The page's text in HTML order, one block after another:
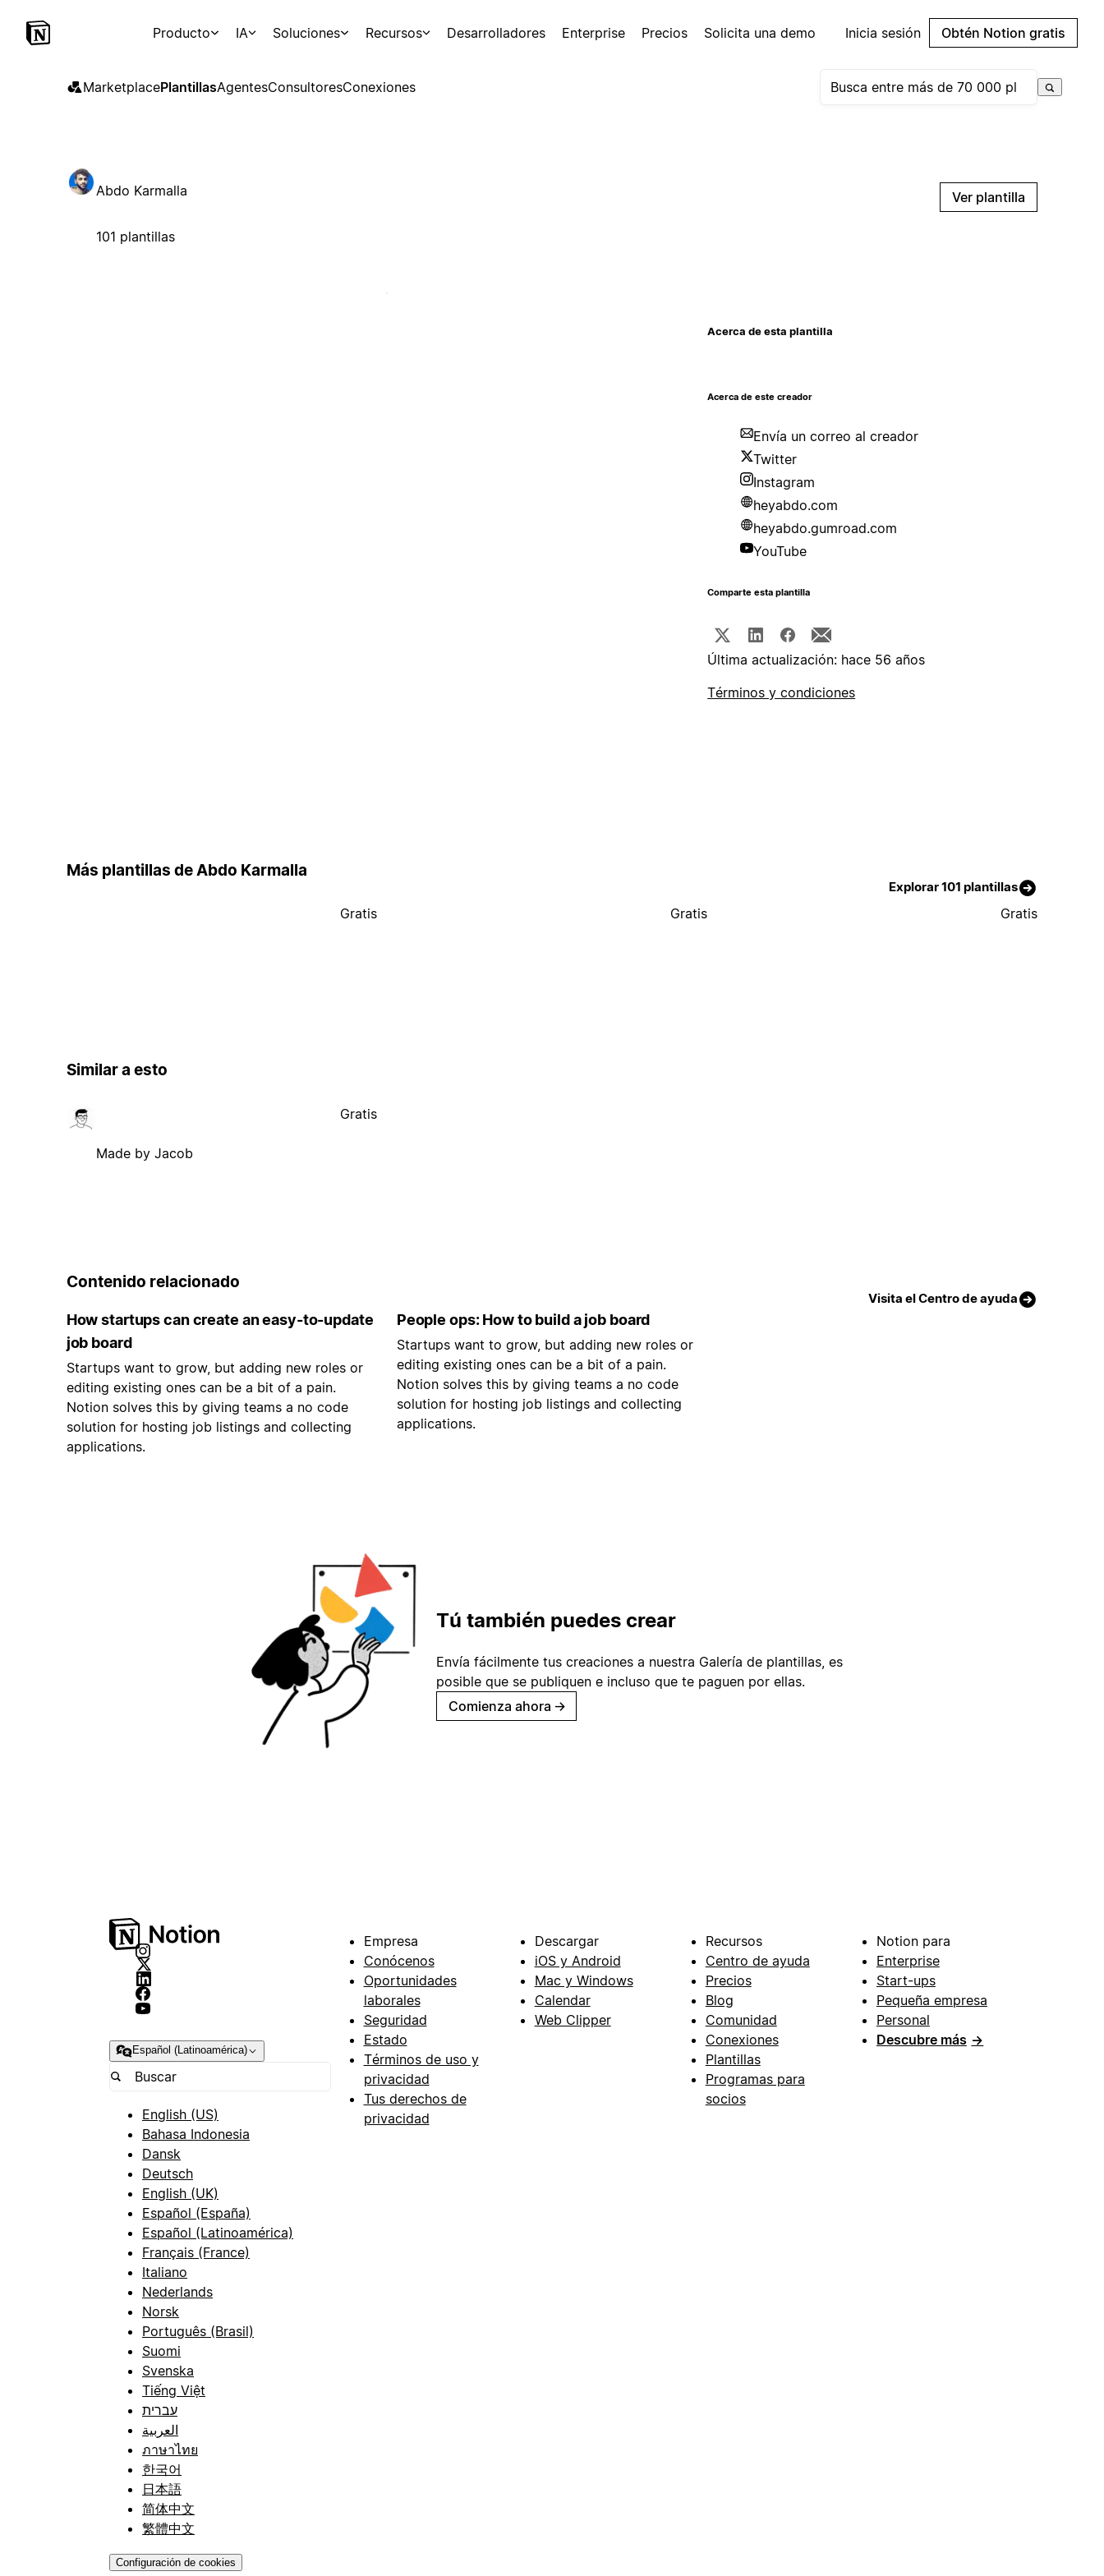
Producto IA Soluciones Recursos Desarrolladores Enterprise Precios Solicita una demo Inicia sesión Obtén Notion gratis
MarketplacePlantillasAgentesConsultoresConexiones
Abdo Karmalla
101 plantillas
Ver plantilla
Acerca de esta plantilla
Acerca de este creador
Envía un correo al creador
Twitter
Instagram
heyabdo.com
heyabdo.gumroad.com
YouTube
Comparte esta plantilla
Última actualización: hace 56 años
Términos y condiciones
Más plantillas de Abdo Karmalla
Explorar 101 plantillas
Gratis Gratis Gratis
Similar a esto
Made by Jacob
Gratis
Contenido relacionado
Visita el Centro de ayuda
How startups can create an easy-to-update
job board
Startups want to grow, but adding new roles or
editing existing ones can be a bit of a pain.
Notion solves this by giving teams a no code
solution for hosting job listings and collecting
applications.
People ops: How to build a job board
Startups want to grow, but adding new roles or
editing existing ones can be a bit of a pain.
Notion solves this by giving teams a no code
solution for hosting job listings and collecting
applications.
Tú también puedes crear
Envía fácilmente tus creaciones a nuestra Galería de plantillas, es
posible que se publiquen e incluso que te paguen por ellas.
Comienza ahora →
Español (Latinoamérica)
English (US)
Bahasa Indonesia
Dansk
Deutsch
English (UK)
Español (España)
Español (Latinoamérica)
Français (France)
Italiano
Nederlands
Norsk
Português (Brasil)
Suomi
Svenska
Tiếng Việt
עברית
العربية
ภาษาไทย
한국어
日本語
简体中文
繁體中文
Configuración de cookies
Empresa
Conócenos
Oportunidades
laborales
Seguridad
Estado
Términos de uso y
privacidad
Tus derechos de
privacidad
Descargar
iOS y Android
Mac y Windows
Calendar
Web Clipper
Recursos
Centro de ayuda
Precios
Blog
Comunidad
Conexiones
Plantillas
Programas para
socios
Notion para
Enterprise
Start-ups
Pequeña empresa
Personal
Descubre más →